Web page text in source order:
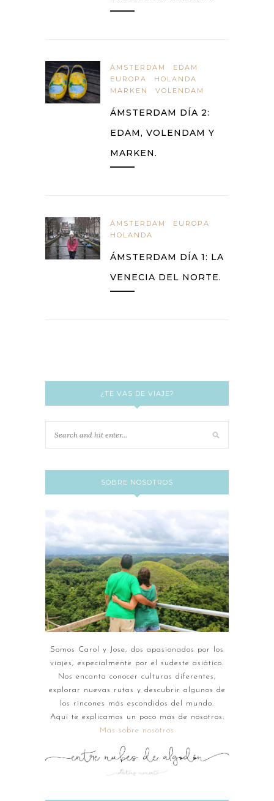
ÁMSTERDAM
EDAM
EUROPA
HOLANDA
MARKEN
VOLENDAM
ÁMSTERDAM DÍA 2:
EDAM, VOLENDAM Y
MARKEN.
ÁMSTERDAM
EUROPA
HOLANDA
ÁMSTERDAM DÍA 1: LA
VENECIA DEL NORTE.
¿TE VAS DE VIAJE?
SOBRE NOSOTROS
Somos Carol y Jose, dos apasionados por los
viajes, especialmente por el sudeste asiático.
Nos encanta conocer culturas diferentes,
explorar nuevas rutas y descubrir algunos de
los rincones más escondidos del mundo.
Aquí te explicamos un poco más de nosotros:
Más sobre nosotros